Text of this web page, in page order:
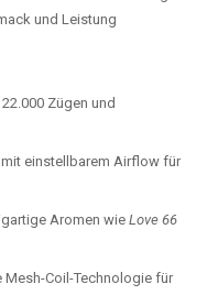
und Leistung
Zügen und
einstellbarem Airflow für
Aromen wie Love 66
Mesh-Coil-Technologie für